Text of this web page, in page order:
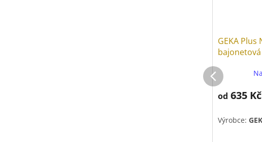
GEKA Plus
bajonetová
hadičníkem
od 635 Kč
Výrobce: